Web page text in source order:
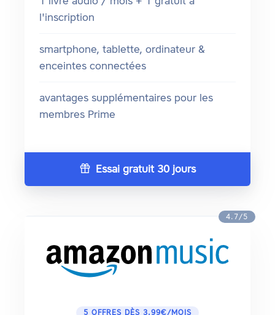
l'inscription
smartphone, tablette, ordinateur &
enceintes connectées
avantages supplémentaires pour les
membres Prime
Essai gratuit 30 jours
4.7/5
5 OFFRES DÈS 3.99€/MOIS